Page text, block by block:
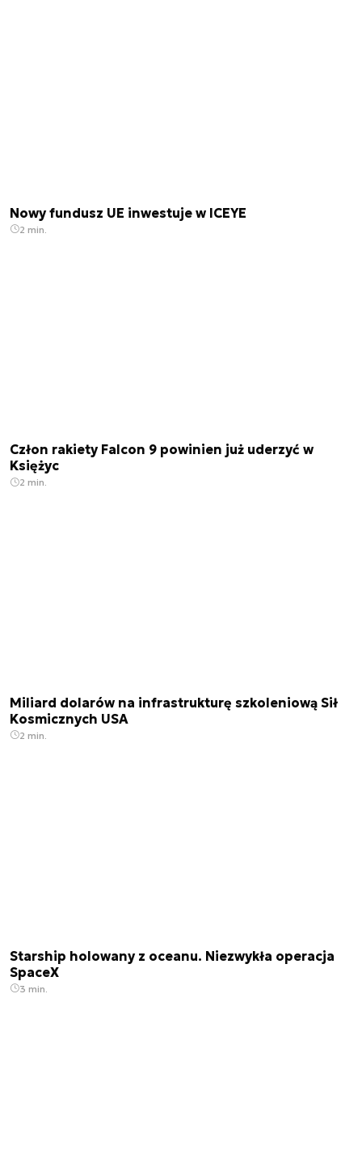
Nowy fundusz UE inwestuje w ICEYE
2 min.
Człon rakiety Falcon 9 powinien już uderzyć w
Księżyc
2 min.
Miliard dolarów na infrastrukturę szkoleniową Sił
Kosmicznych USA
2 min.
Starship holowany z oceanu. Niezwykła operacja
SpaceX
3 min.